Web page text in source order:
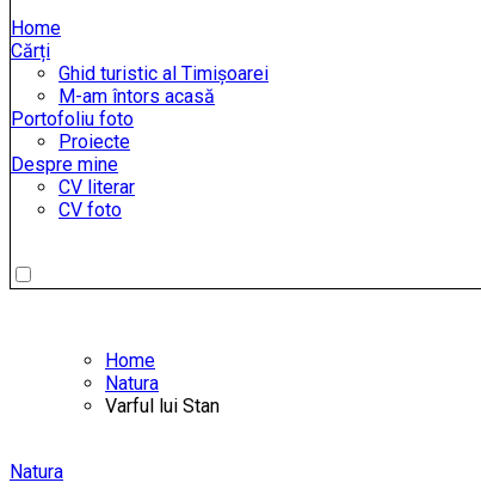
Home
Cărți
Ghid turistic al Timișoarei
M-am întors acasă
Portofoliu foto
Proiecte
Despre mine
CV literar
CV foto
Home
Natura
Varful lui Stan
Natura